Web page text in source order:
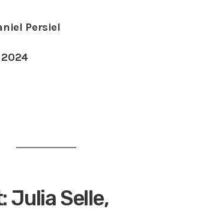
Persiel
Julia Selle,